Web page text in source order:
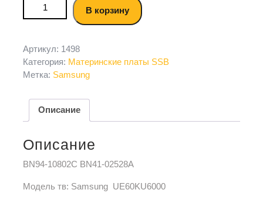
В корзину
Артикул: 1498
Категория: Материнские платы SSB
Метка: Samsung
Описание
Описание
BN94-10802C BN41-02528A
Модель тв: Samsung UE60KU6000